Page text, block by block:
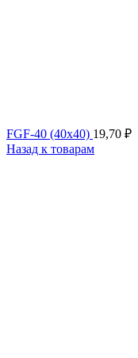
FGF-40 (40х40) 19,70 ₽
Назад к товарам